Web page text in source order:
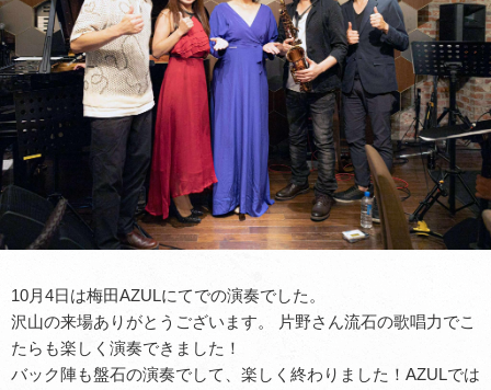
10月4日は梅田AZULにてでの演奏でした。
沢山の来場ありがとうございます。 片野さん流石の歌唱力でこ
たらも楽しく演奏できました！
バック陣も盤石の演奏でして、楽しく終わりました！AZULでは